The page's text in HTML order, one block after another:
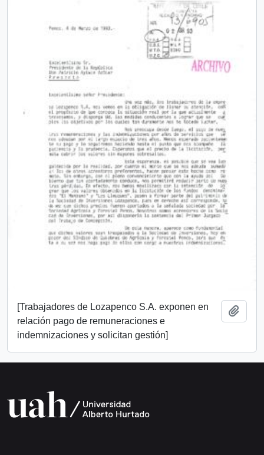
[Trabajadores de Lozapenco S.A. exponen en
relación pago de remuneraciones e
indemnizaciones y solicitan gestión]